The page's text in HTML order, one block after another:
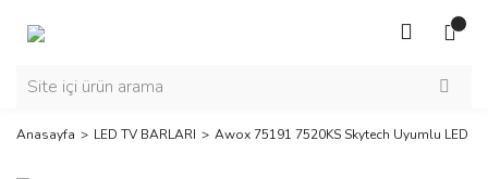
Anasayfa LED TV BARLARI Awox 75191 7520KS Skytech Uyumlu LED